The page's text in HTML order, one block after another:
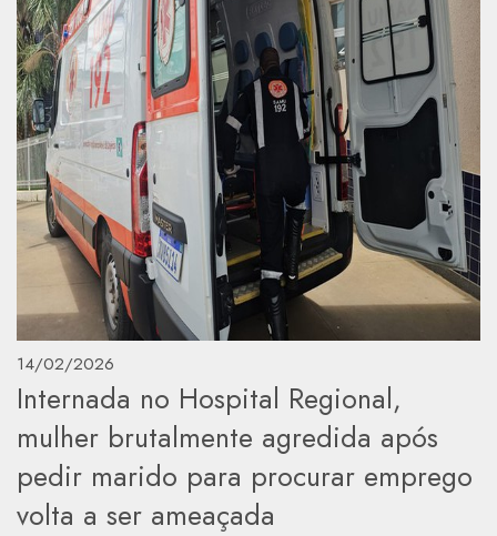
14/02/2026
Internada no Hospital Regional,
mulher brutalmente agredida após
pedir marido para procurar emprego
volta a ser ameaçada